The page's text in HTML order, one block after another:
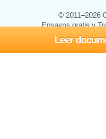
Leer
© 2011–2026
Ensayos gratis y